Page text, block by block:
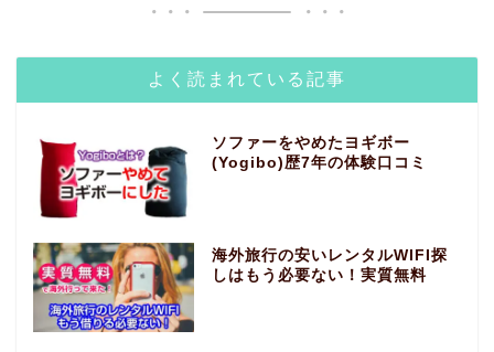
よく読まれている記事
ソファーをやめたヨギボー
(Yogibo)歴7年の体験口コミ
海外旅行の安いレンタルWIFI探
しはもう必要ない！実質無料